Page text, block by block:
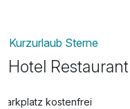
Kurzurlaub Sterne
Hotel
Parkplatz kostenfrei